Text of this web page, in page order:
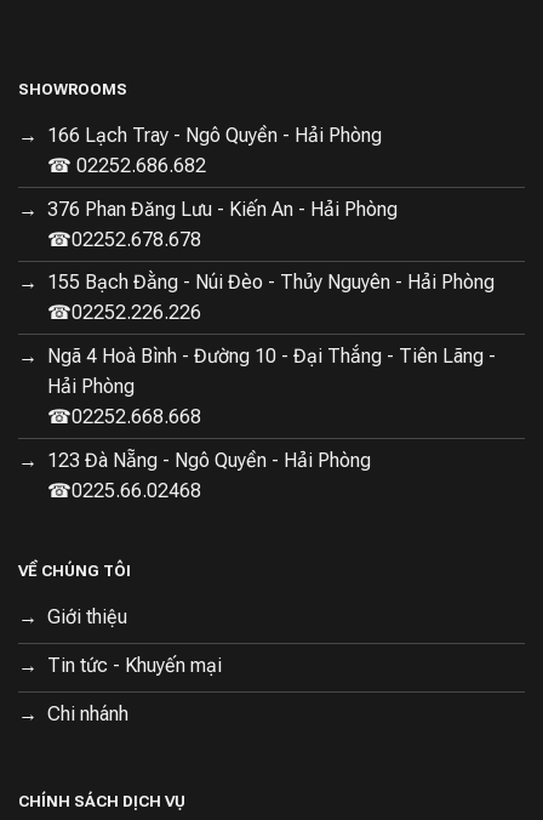
SIÊU THỊ ĐIỆN MÁY HALO
Hotline: 02252.678.678
Hệ thống showroom:
Showroom 1: 376 - 378 - 380 Phan Đăng Lưu - Kiến An
- HP 02252.678.678
Showroom 2: 166 Lạch Tray - Ngô Quyền - Hải Phòng
02252.682.682
Showroom 3: Ngã 4 phố Hòa Bình - Đại Thắng - Tiên
Lãng - HP 02252.668.668
- HP 02252.226.226
SHOWROOMS
166 Lạch Tray - Ngô Quyền - Hải Phòng
☎ 02252.686.682
376 Phan Đăng Lưu - Kiến An - Hải Phòng
☎02252.678.678
155 Bạch Đằng - Núi Đèo - Thủy Nguyên - Hải Phòng
☎02252.226.226
Ngã 4 Hoà Bình - Đường 10 - Đại Thắng - Tiên Lãng -
Hải Phòng
☎02252.668.668
123 Đà Nẵng - Ngô Quyền - Hải Phòng
☎0225.66.02468
VỀ CHÚNG TÔI
Giới thiệu
Tin tức - Khuyến mại
Chi nhánh
CHÍNH SÁCH DỊCH VỤ